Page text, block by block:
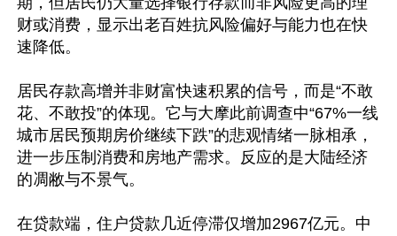
财或消费，显示出老百姓抗风险偏好与能力也在快
速降低。
居民存款高增并非财富快速积累的信号，而是“不敢
花、不敢投”的体现。它与大摩此前调查中“67%一线
城市居民预期房价继续下跌”的悲观情绪一脉相承，
进一步压制消费和房地产需求。反应的是大陆经济
的凋敝与不景气。
在贷款端，住户贷款几近停滞仅增加2967亿元。中